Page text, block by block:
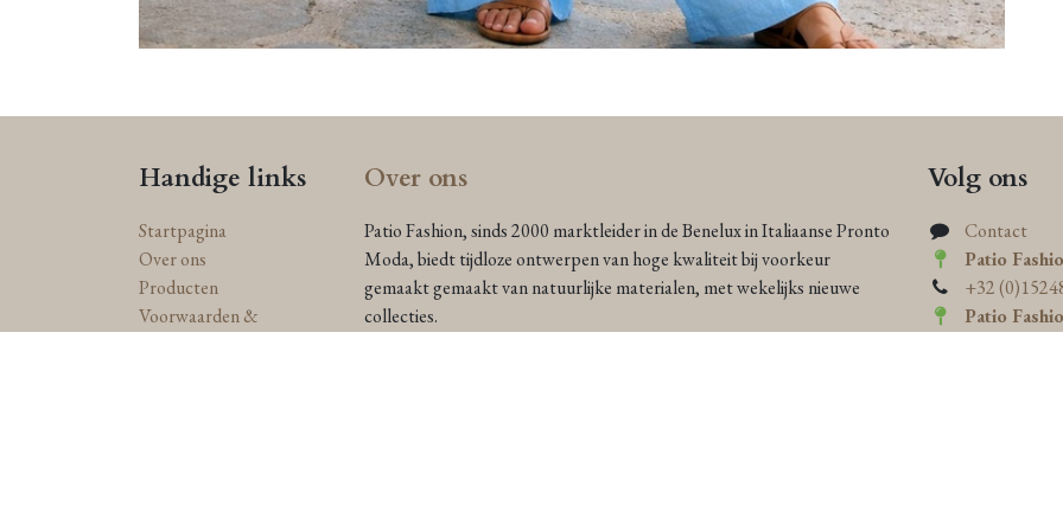
Handige links
Startpagina
Over ons
Producten
Voorwaarden &
Over ons
Patio Fashion, sinds 2000 marktleider in de Benelux in Italiaanse Pronto
Moda, biedt tijdloze ontwerpen van hoge kwaliteit bij voorkeur
gemaakt gemaakt van natuurlijke materialen, met wekelijks nieuwe
collecties.
Volg ons
Contact
Patio
+32
Patio